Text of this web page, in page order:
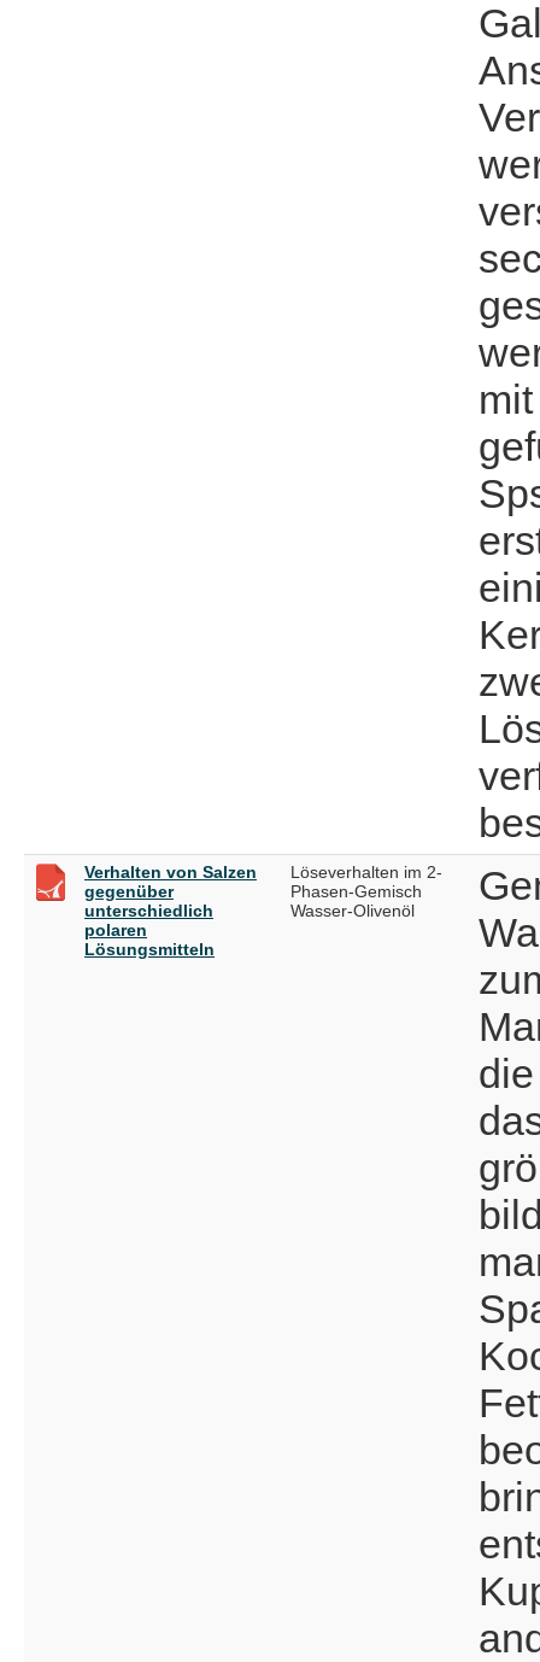
Verhalten von Salzen
gegenüber
unterschiedlich
polaren
Lösungsmitteln
Löseverhalten im 2-
Phasen-Gemisch
Wasser-Olivenöl